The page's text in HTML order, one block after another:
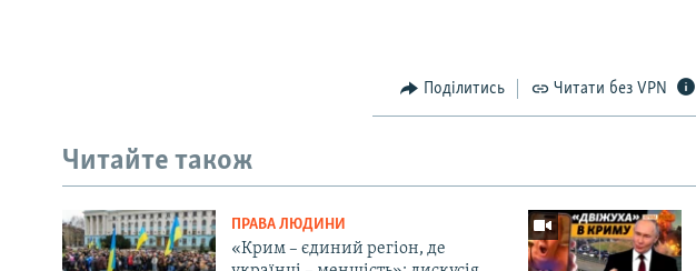
Поділитись Читати без VPN
Читайте також
ПРАВА ЛЮДИНИ
«Крим – єдиний регіон, де